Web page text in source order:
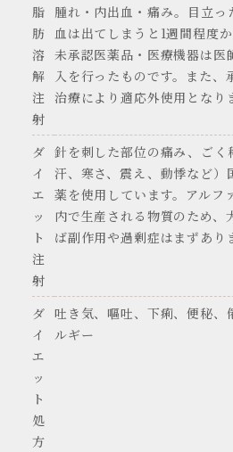
脂
肪
溶
解
注
射
腫れ・内出血・痛み。目立っ
血は出てしまうと1週間程度
未承認医薬品・医療機器は医
入を行ったものです。また、
治療により適応外使用となり
ダ
イ
エ
ッ
ト
注
射
針を刺した部位の痛み、ごく
汗、寒さ、震え、動悸など）
薬を使用しています。アルフ
内で生産される物質のため、
ば副作用や過剰症はまずあり
ダ
イ
エ
ッ
ト
処
方
吐き気、嘔吐、下痢、便秘、
ルギー